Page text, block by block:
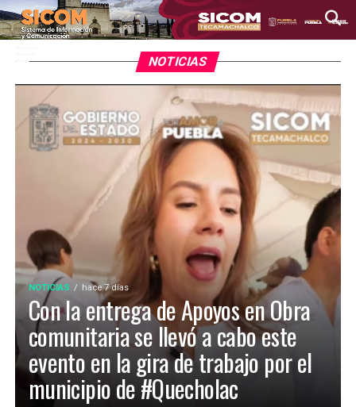
NOTICIAS
NOTICIAS hace 7 días
Con la entrega de Apoyos en Obra
comunitaria se llevó a cabo este
evento en la gira de trabajo por el
municipio de #Quecholac